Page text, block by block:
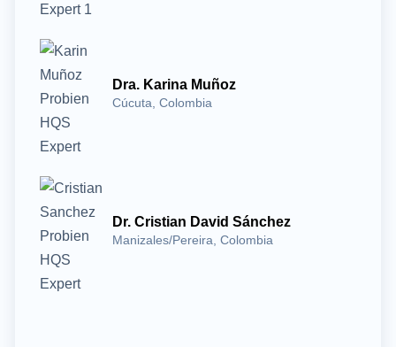
Dra. Karina Muñoz
Cúcuta, Colombia
Dr. Cristian David Sánchez
Manizales/Pereira, Colombia